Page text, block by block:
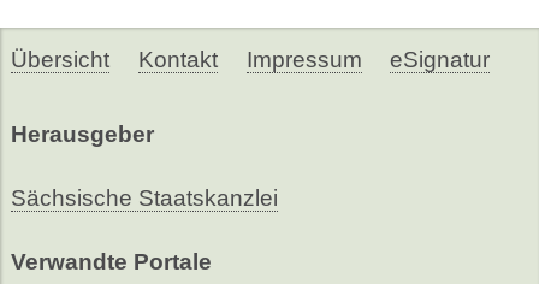
Übersicht Kontakt Impressum eSignatur
Herausgeber
Sächsische Staatskanzlei
Verwandte Portale